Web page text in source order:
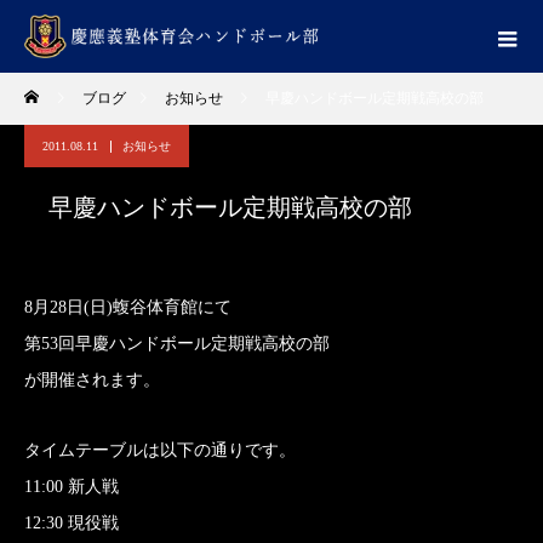
ブログ お知らせ
2011.08.11 お知らせ
早慶ハンドボール定期戦高校の部
8月28日(日)蝮谷体育館にて
第53回早慶ハンドボール定期戦高校の部
が開催されます。
タイムテーブルは以下の通りです。
11:00 新人戦
12:30 現役戦